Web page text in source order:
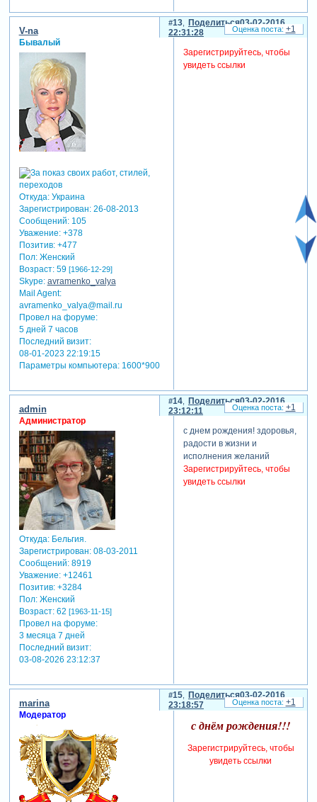
Поделиться
13
03-02-2016
22:31:28
V-na
Бывалый
Откуда:Украина
Зарегистрирован: 26-08-2013
Сообщений:105
Уважение: +378
Позитив: +477
Пол:Женский
Возраст:59 [1966-12-29]
Skype: avramenko_valya
Mail Agent:
avramenko_valya@mail.ru
Провел на форуме:
5 дней 7 часов
Последний визит:
08-01-2023 22:19:15
Параметры компьютера:1600*900
Зарегистрируйтесь, чтобы
увидеть ссылки
+1
Поделиться
14
03-02-2016
23:12:11
admin
Администратор
Откуда:Бельгия.
Зарегистрирован: 08-03-2011
Сообщений:8919
Уважение: +12461
Позитив: +3284
Пол:Женский
Возраст:62 [1963-11-15]
Провел на форуме:
3 месяца 7 дней
Последний визит:
03-08-2026 23:12:37
с днем рождения! здоровья,
радости в жизни и
исполнения желаний
Зарегистрируйтесь, чтобы
увидеть ссылки
+1
Поделиться
15
03-02-2016
23:18:57
marina
Модератор
с днём рождения!!!
Зарегистрируйтесь, чтобы
увидеть ссылки
+1